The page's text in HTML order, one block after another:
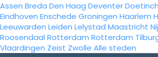
Assen Breda Den Haag Deventer
Eindhoven Enschede Groningen Haarlem
Leeuwarden Leiden Lelystad Maastricht
Roosendaal Rotterdam Rotterdam
Vlaardingen Zeist Zwolle Alle steden